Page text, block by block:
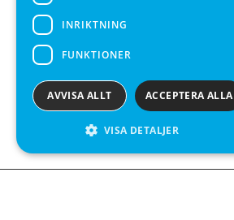
INRIKTNING
FUNKTIONER
ACCEPTERA ALLA
AVVISA ALLT
VISA DETALJER